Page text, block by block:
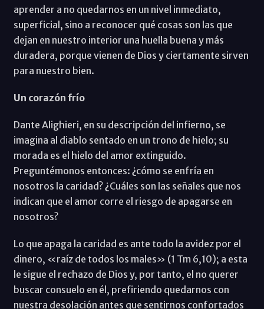
aprender a no quedarnos en un nivel inmediato,
superficial, sino a reconocer qué cosas son las que
dejan en nuestro interior una huella buena y más
duradera, porque vienen de Dios y ciertamente sirven
para nuestro bien.
Un corazón frío
Dante Alighieri, en su descripción del infierno, se
imagina al diablo sentado en un trono de hielo; su
morada es el hielo del amor extinguido.
Preguntémonos entonces: ¿cómo se enfría en
nosotros la caridad? ¿Cuáles son las señales que nos
indican que el amor corre el riesgo de apagarse en
nosotros?
Lo que apaga la caridad es ante todo la avidez por el
dinero, «raíz de todos los males» (1 Tm 6,10); a esta
le sigue el rechazo de Dios y, por tanto, el no querer
buscar consuelo en él, prefiriendo quedarnos con
nuestra desolación antes que sentirnos confortados